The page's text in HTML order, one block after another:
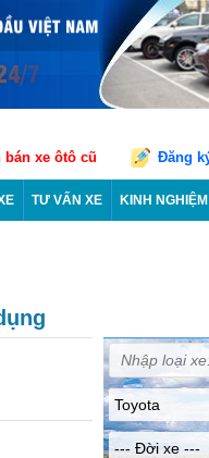
xe ôtô cũ Đăng
TƯ VẤN XE KINH NGHIỆM
Toyota
--- Đời xe ---